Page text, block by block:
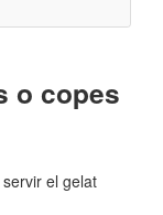
o copes
el gelat